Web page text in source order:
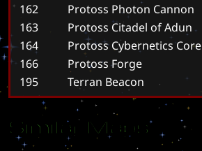
162
Protoss Photon Cannon
163
Protoss Citadel of Adun
164
Protoss Cybernetics Core
166
Protoss Forge
195
Terran Beacon
Similar Maps